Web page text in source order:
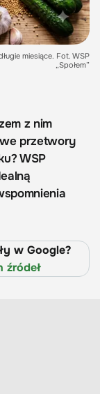
miesiące. Fot. WSP
„Społem”
z nim
przetwory
WSP
w Google?
źródeł